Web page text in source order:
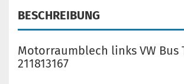
BESCHREIBUNG
Motorraumblech links VW Bus
211813167